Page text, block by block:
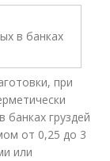
при
банках груздей
от 0,25 до 3
или